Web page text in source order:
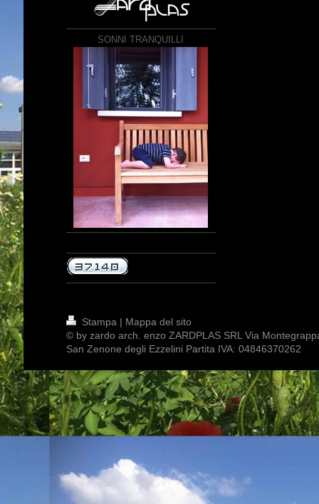
SONNI TRANQUILLI
Stampa | Mappa del sito
© by zardo arch. enzo ZARDPLAS SRL Via
San Zenone degli Ezzelini Partita IVA: 04846370262